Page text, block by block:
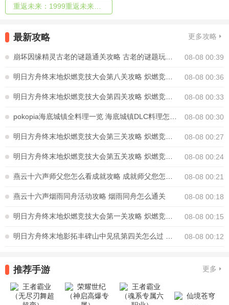
最新攻略 更多攻略
08-08 00:39
08-08 00:36
08-08 00:33
08-08 00:30
08-08 00:27
08-08 00:24
08-08 00:21
燕云十六声烟雨同舟活动攻略 烟雨同舟怎么通关 08-08 00:18
08-08 00:15
08-08 00:12
推荐手游 更多